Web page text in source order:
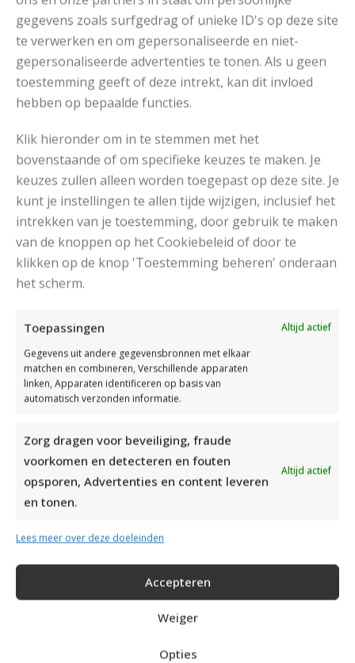
gegevens zoals surfgedrag of unieke ID's op deze site
te verwerken en om gepersonaliseerde en niet-
gepersonaliseerde advertenties te tonen. Als u geen
toestemming geeft of deze intrekt, kan dit invloed
hebben op bepaalde functies.
Klik hieronder om in te stemmen met het
bovenstaande of om specifieke keuzes te maken. Je
keuzes zullen alleen worden toegepast op deze site. Je
kunt je instellingen te allen tijde wijzigen, inclusief het
intrekken van je toestemming, door gebruik te maken
van de knoppen op het Cookiebeleid of door te
klikken op de knop 'Toestemming beheren' onderaan
het scherm.
Toepassingen
Altijd actief
Gegevens uit andere gegevensbronnen met elkaar
matchen en combineren, Verschillende apparaten
linken, Apparaten identificeren op basis van
automatisch verzonden informatie.
Zorg dragen voor beveiliging, fraude
voorkomen en detecteren en fouten
opsporen, Advertenties en content leveren
en tonen.
Altijd actief
Lees meer over deze doeleinden
Accepteren
Weiger
Opties
Vind het garen
Drops Andes
RECOMMENDED POSTS
VOSSENMUTS BREIEN VOOR KINDEREN